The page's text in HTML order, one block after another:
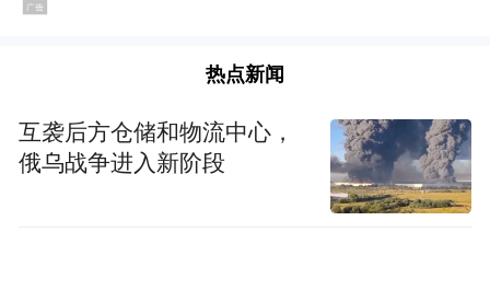
热点新闻
互袭后方仓储和物流中心，
俄乌战争进入新阶段